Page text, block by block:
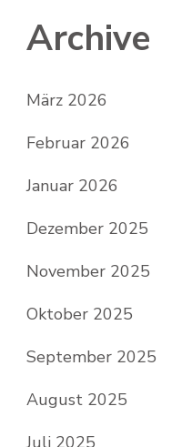
Archive
März 2026
Februar 2026
Januar 2026
Dezember 2025
November 2025
Oktober 2025
September 2025
August 2025
Juli 2025